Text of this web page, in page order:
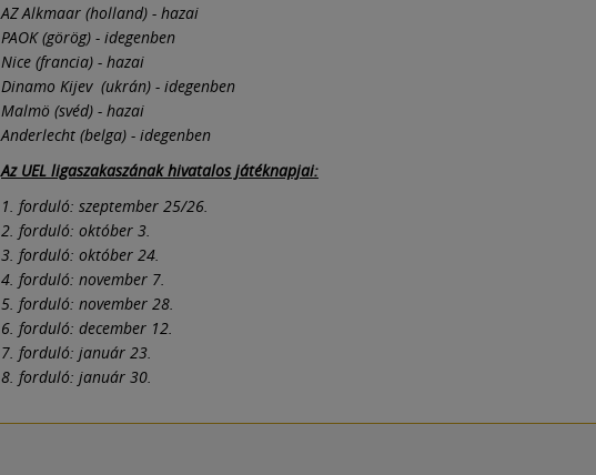
AZ Alkmaar (holland) - hazai
PAOK (görög) - idegenben
Nice (francia) - hazai
Dinamo Kijev (ukrán) - idegenben
Malmö (svéd) - hazai
Anderlecht (belga) - idegenben
Az UEL ligaszakaszának hivatalos játéknapjai:
1. forduló: szeptember 25/26.
2. forduló: október 3.
3. forduló: október 24.
4. forduló: november 7.
5. forduló: november 28.
6. forduló: december 12.
7. forduló: január 23.
8. forduló: január 30.